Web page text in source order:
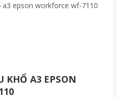
KHỔ A3 EPSON